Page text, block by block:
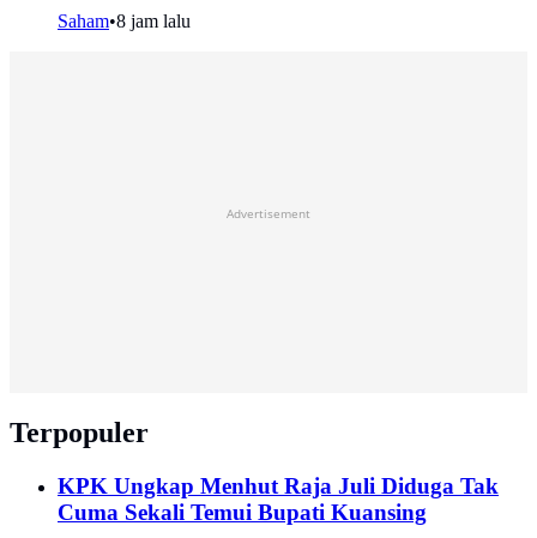
Saham•8 jam lalu
Advertisement
Terpopuler
KPK Ungkap Menhut Raja Juli Diduga Tak
Cuma Sekali Temui Bupati Kuansing